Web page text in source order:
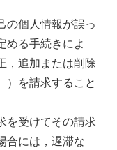
の個人情報が誤っ
める手続きによ
，追加または削除
）を請求すること
を受けてその請求
合には，遅滞な